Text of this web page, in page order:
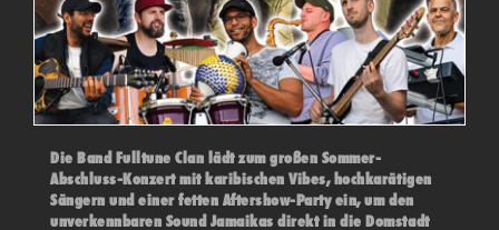
Die Band Fulltune Clan lädt zum großen Sommer-
Abschluss-Konzert mit karibischen Vibes, hochkarätigen
Sängern und einer fetten Aftershow-Party ein, um den
unverkennbaren Sound Jamaikas direkt in die Domstadt